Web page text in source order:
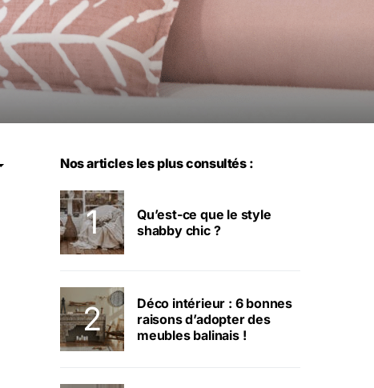
Nos articles les plus consultés :
Qu’est-ce que le style
shabby chic ?
Déco intérieur : 6 bonnes
raisons d’adopter des
meubles balinais !